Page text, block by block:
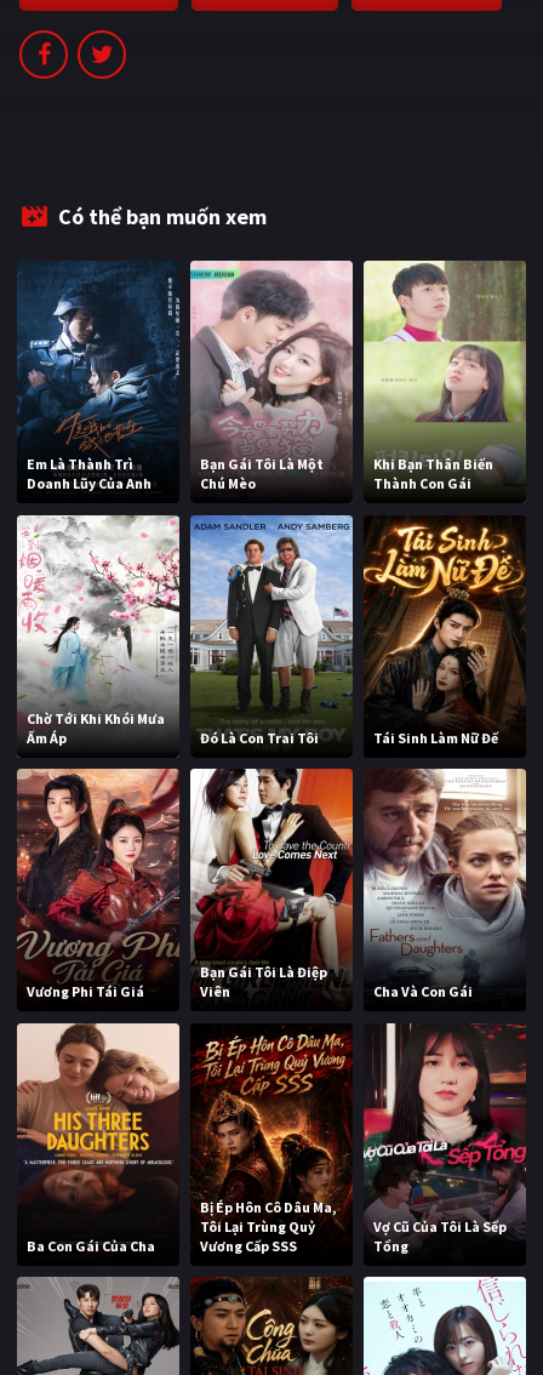
PHIM BỘ
PHIM LẺ
BLOGCó thể bạn muốn xem
Em Là Thành Trì
Doanh Lũy Của Anh
Bạn Gái Tôi Là Một
Chú Mèo
Khi Bạn Thân Biến
Thành Con Gái
Chờ Tới Khi Khói Mưa
Ấm Áp
Đó Là Con Trai Tôi Tái Sinh Làm Nữ Đế
Vương Phi Tái Giá
Bạn Gái Tôi Là Điệp
Viên
Cha Và Con Gái
Ba Con Gái Của Cha
Bị Ép Hôn Cô Dâu Ma,
Tôi Lại Trùng Quỷ
Vương Cấp SSS
Vợ Cũ Của Tôi Là Sếp
Tổng